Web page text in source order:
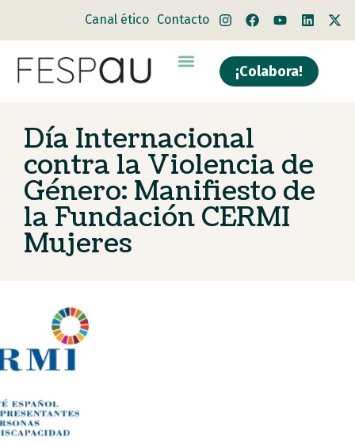
Canal ético Contacto
¡Colabora!
Día Internacional
contra la Violencia de
Género: Manifiesto de
la Fundación CERMI
Mujeres